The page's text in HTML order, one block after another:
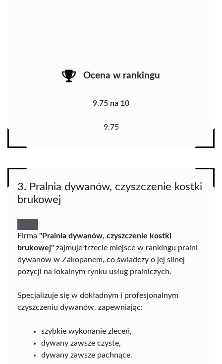
Ocena w rankingu
9.75 na 10
9.75
3. Pralnia dywanów, czyszczenie kostki
brukowej
Firma "Pralnia dywanów, czyszczenie kostki
brukowej" zajmuje trzecie miejsce w rankingu pralni
dywanów w Zakopanem, co świadczy o jej silnej
pozycji na lokalnym rynku usług pralniczych.
Specjalizuje się w dokładnym i profesjonalnym
czyszczeniu dywanów, zapewniając:
szybkie wykonanie zleceń,
dywany zawsze czyste,
dywany zawsze pachnące.